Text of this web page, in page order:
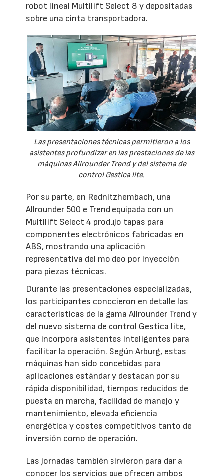
robot lineal Multilift Select 8 y depositadas
sobre una cinta transportadora.
Las presentaciones técnicas permitieron a los
asistentes profundizar en las prestaciones de las
máquinas Allrounder Trend y del sistema de
control Gestica lite.
Por su parte, en Rednitzhembach, una
Allrounder 500 e Trend equipada con un
Multilift Select 4 produjo tapas para
componentes electrónicos fabricadas en
ABS, mostrando una aplicación
representativa del moldeo por inyección
para piezas técnicas.
Durante las presentaciones especializadas,
los participantes conocieron en detalle las
características de la gama Allrounder Trend y
del nuevo sistema de control Gestica lite,
que incorpora asistentes inteligentes para
facilitar la operación. Según Arburg, estas
máquinas han sido concebidas para
aplicaciones estándar y destacan por su
rápida disponibilidad, tiempos reducidos de
puesta en marcha, facilidad de manejo y
mantenimiento, elevada eficiencia
energética y costes competitivos tanto de
inversión como de operación.
Las jornadas también sirvieron para dar a
conocer los servicios que ofrecen ambos